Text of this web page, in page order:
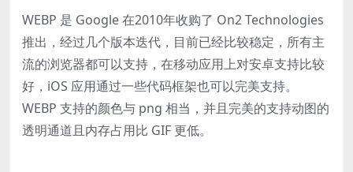
WEBP 是 Google 在2010年收购了 On2 Technologies
推出，经过几个版本迭代，目前已经比较稳定，所有主
流的浏览器都可以支持，在移动应用上对安卓支持比较
好，iOS 应用通过一些代码框架也可以完美支持。
WEBP 支持的颜色与 png 相当，并且完美的支持动图的
透明通道且内存占用比 GIF 更低。